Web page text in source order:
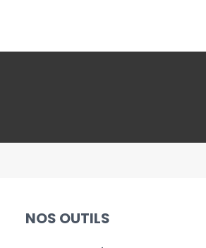
NOS OUTILS